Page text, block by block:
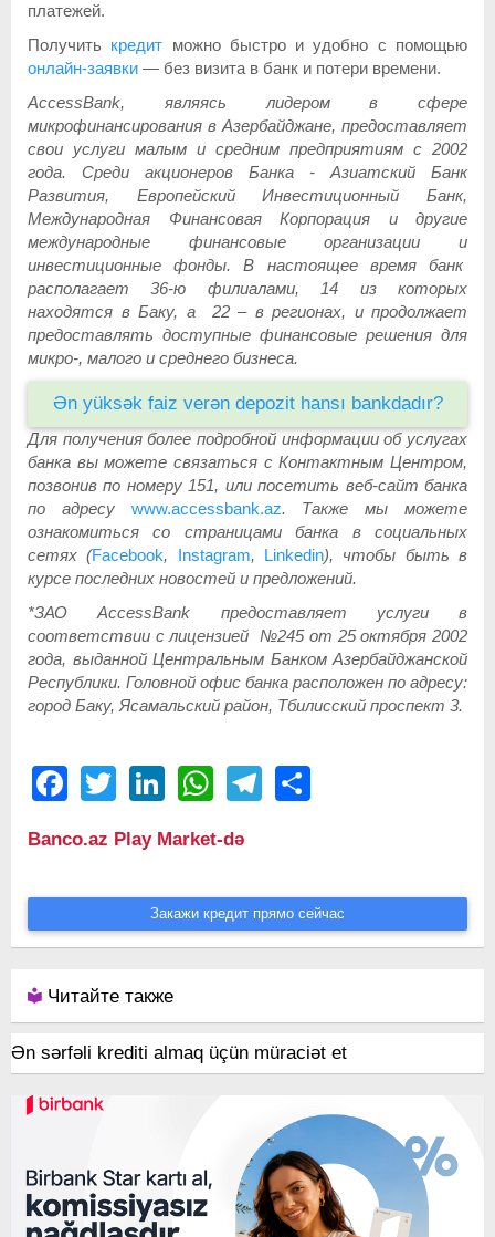
платежей.
Получить кредит можно быстро и удобно с помощью
онлайн-заявки — без визита в банк и потери времени.
AccessBank, являясь лидером в сфере
микрофинансирования в Азербайджане, предоставляет
свои услуги малым и средним предприятиям с 2002
года. Среди акционеров Банка - Азиатский Банк
Развития, Европейский Инвестиционный Банк,
Международная Финансовая Корпорация и другие
международные финансовые организации и
инвестиционные фонды. В настоящее время банк
располагает 36-ю филиалами, 14 из которых
находятся в Баку, а 22 – в регионах, и продолжает
предоставлять доступные финансовые решения для
микро-, малого и среднего бизнеса.
Ən yüksək faiz verən depozit hansı bankdadır?
Для получения более подробной информации об услугах
банка вы можете связаться с Контактным Центром,
позвонив по номеру 151, или посетить веб-сайт банка
по адресу www.accessbank.az. Также мы можете
ознакомиться со страницами банка в социальных
сетях (Facebook, Instagram, Linkedin), чтобы быть в
курсе последних новостей и предложений.
*ЗАОAccessBank предоставляет услуги в
соответствии с лицензией №245 от 25 октября 2002
года, выданной Центральным Банком Азербайджанской
Республики. Головной офис банка расположен по адресу:
город Баку, Ясамальский район, Тбилисский проспект 3.
FacebookTwitter LinkedIn WhatsAppTelegram
Banco.az Play Market-də
Закажи кредит прямо сейчас
Читайте также
Ən sərfəli krediti almaq üçün müraciət et